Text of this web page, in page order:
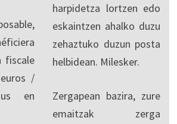
fiscale
/
en
harpidetza lortzen edo
eskaintzen ahalko duzu
zehaztuko duzun posta
helbidean. Milesker.
Zergapean bazira, zure
emaitzak zerga